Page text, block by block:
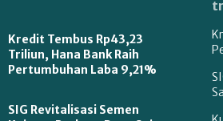
Kredit Tembus Rp43,23
Triliun, Hana Bank Raih
Pertumbuhan Laba 9,21%
SIG Revitalisasi Semen